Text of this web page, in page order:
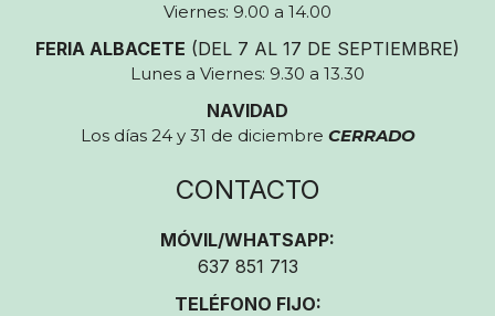
Viernes: 9.00 a 14.00
FERIA ALBACETE (DEL 7 AL 17 DE SEPTIEMBRE)
Lunes a Viernes: 9.30 a 13.30
NAVIDAD
Los días 24 y 31 de diciembre CERRADO
CONTACTO
MÓVIL/WHATSAPP:
637 851 713
TELÉFONO FIJO: